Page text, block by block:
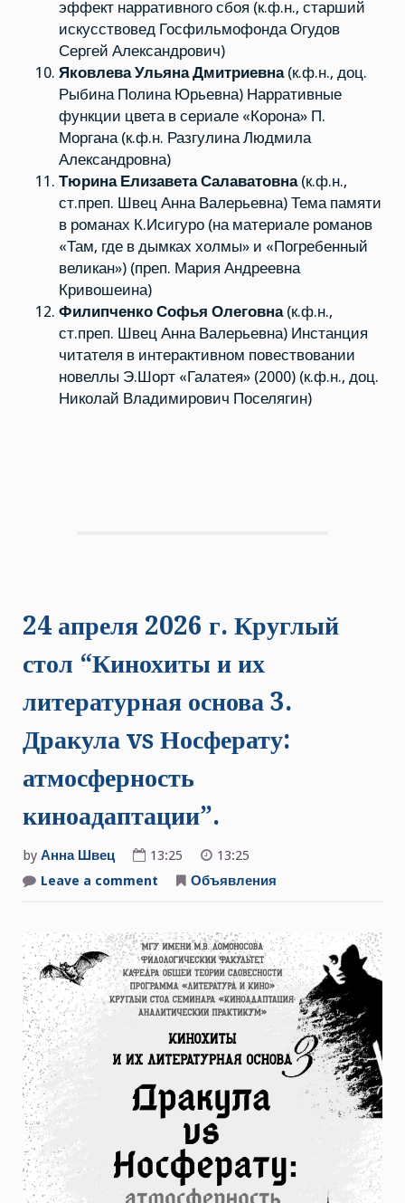
эффект нарративного сбоя (к.ф.н., старший
искусствовед Госфильмофонда Огудов
Сергей Александрович)
Яковлева Ульяна Дмитриевна(к.ф.н., доц.
Рыбина Полина Юрьевна) Нарративные
функции цвета в сериале «Корона» П.
Моргана (к.ф.н. Разгулина Людмила
Александровна)
Тюрина Елизавета Салаватовна(к.ф.н.,
ст.преп. Швец Анна Валерьевна) Тема памяти
в романах К.Исигуро (на материале романов
«Там, где в дымках холмы» и «Погребенный
великан») (преп. Мария Андреевна
Кривошеина)
Филипченко Софья Олеговна(к.ф.н.,
ст.преп. Швец Анна Валерьевна) Инстанция
читателя в интерактивном повествовании
новеллы Э.Шорт «Галатея» (2000) (к.ф.н., доц.
Николай Владимирович Поселягин)
24 апреля 2026 г. Круглый
стол “Кинохиты и их
литературная основа 3.
Дракула vs Носферату:
атмосферность
киноадаптации”.
by Анна Швец 13:25
13:25
Leave a comment
г.
Круглый
стол
“Кинохиты
и
их
литературная
основа
3.
Дракула
vs
киноадаптации”.
Объявления